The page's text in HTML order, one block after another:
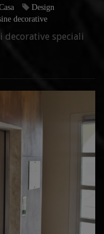
Design
decorative
decorative speciali